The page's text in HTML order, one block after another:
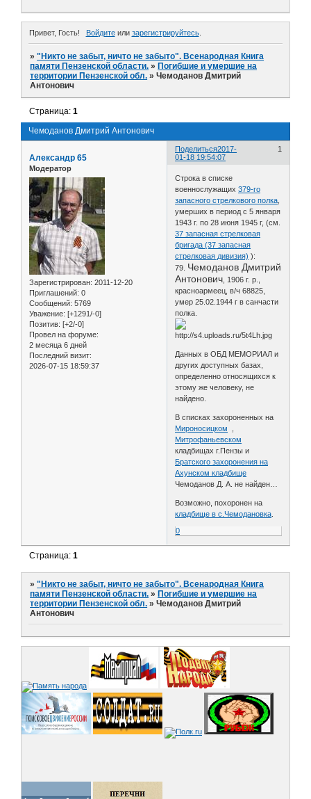
Привет, Гость! Войдитеили зарегистрируйтесь.
»"Никто не забыт, ничто не забыто". Всенародная Книга
памяти Пензенской области. » Погибшие и умершие на
территории Пензенской обл. »Чемоданов Дмитрий
Антонович
Чемоданов Дмитрий Антонович
Страница:1
Поделиться 1
2017-
01-18 19:54:07
Александр 65
Модератор
Зарегистрирован: 2011-12-20
Приглашений: 0
Сообщений: 5769
Уважение: [+1291/-0]
Позитив: [+2/-0]
Провел на форуме:
2 месяца 6 дней
Последний визит:
2026-07-15 18:59:37
Строка в списке
военнослужащих379-го
запасного стрелкового полка
умерших в период с 5 января
1943 г. по 28 июня 1945 г, (см.
37 запасная стрелковая
бригада (37 запасная
стрелковая дивизия) ):
79. Чемоданов Дмитрий
Антонович , 1906 г. р.,
красноармеец, в/ч 68825,
умер 25.02.1944 г в санчасти
полка.
Данных в ОБД МЕМОРИАЛ и
других доступных базах,
определенно относящихся к
этому же человеку, не
найдено.
В списках захороненных на
Мироносицком
Митрофаньевском
кладбищах г.Пензы и
Братского захоронения на
Ахунском кладбище
Чемоданов Д. А. не найден…
Возможно, похоронен на
кладбище в с.Чемодановка
0
Страница:1
»"Никто не забыт, ничто не забыто". Всенародная Книга
памяти Пензенской области. » Погибшие и умершие на
территории Пензенской обл. »Чемоданов Дмитрий
Антонович